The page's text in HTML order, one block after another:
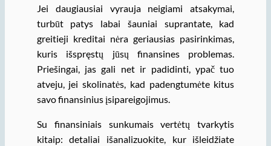
Jei daugiausiai vyrauja neigiami atsakymai,
turbūt patys labai šauniai suprantate, kad
greitieji kreditai nėra geriausias pasirinkimas,
kuris išspręstų jūsų finansines problemas.
Priešingai, jas gali net ir padidinti, ypač tuo
atveju, jei skolinatės, kad padengtumėte kitus
savo finansinius įsipareigojimus.
Su finansiniais sunkumais vertėtų tvarkytis
kitaip: detaliai išanalizuokite, kur išleidžiate